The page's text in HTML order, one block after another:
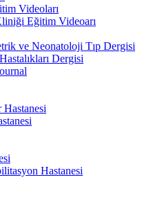
Videoları
Eğitim Videoarı
ve Neonatoloji Tıp Dergisi
Dergisi
Hastanesi